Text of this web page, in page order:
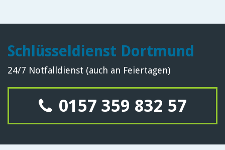
Schlüsseldienst Dortmund
24/7 Notfalldienst (auch an Feiertagen)
0157 359 832 57